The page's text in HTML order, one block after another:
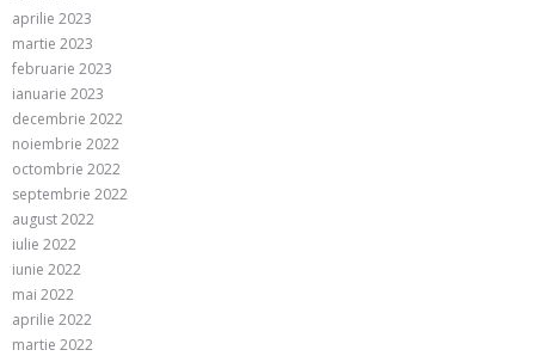
aprilie 2023
martie 2023
februarie 2023
ianuarie 2023
decembrie 2022
noiembrie 2022
octombrie 2022
septembrie 2022
august 2022
iulie 2022
iunie 2022
mai 2022
aprilie 2022
martie 2022